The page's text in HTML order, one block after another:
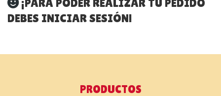
DEBES INICIAR SESIÓN!
PRODUCTOS